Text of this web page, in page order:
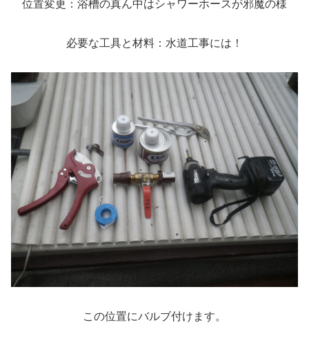
位置変更：浴槽の真ん中はシャワーホースが邪魔の様
必要な工具と材料：水道工事には！
この位置にバルブ付けます。